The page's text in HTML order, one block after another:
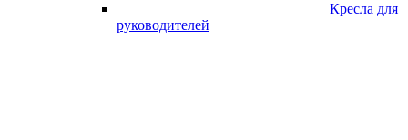
Кресла для
руководителей